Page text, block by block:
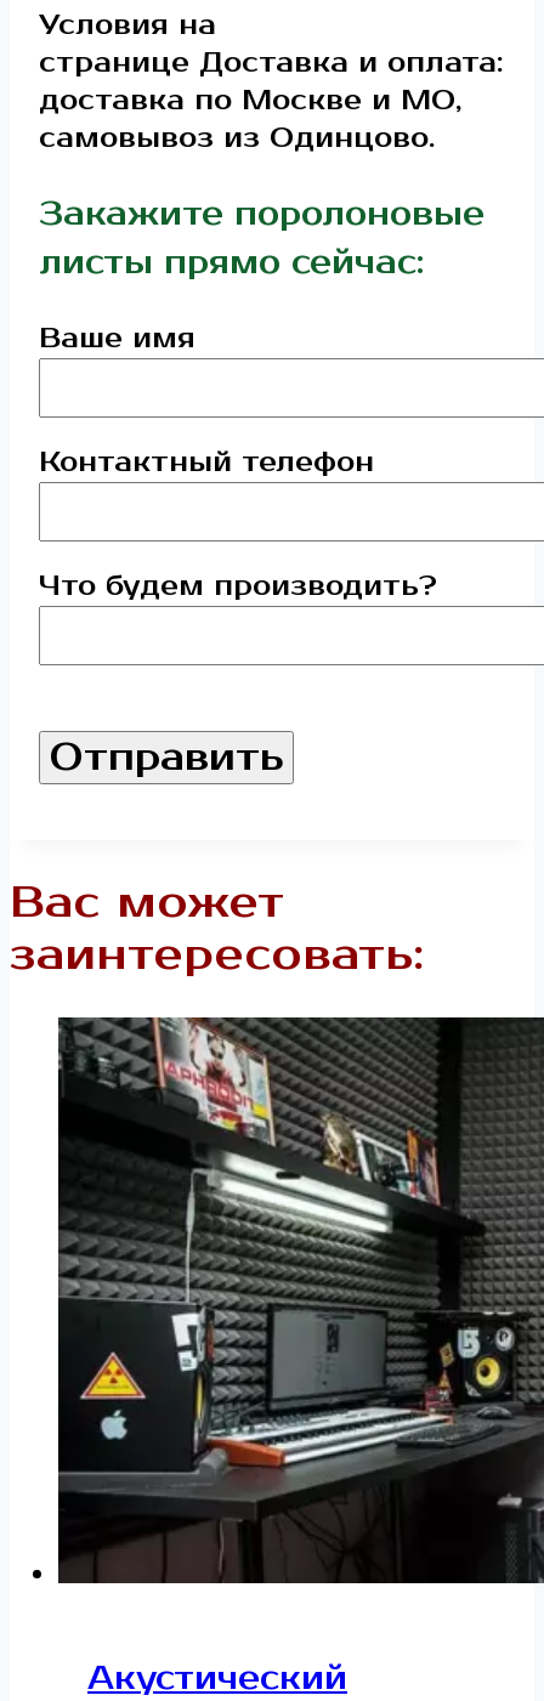
Условия на
странице Доставка и оплата:
доставка по Москве и МО,
самовывоз из Одинцово.
Закажите поролоновые
листы прямо сейчас:
Ваше имя
Контактный телефон
Что будем производить?
Вас может
заинтересовать:
Акустический